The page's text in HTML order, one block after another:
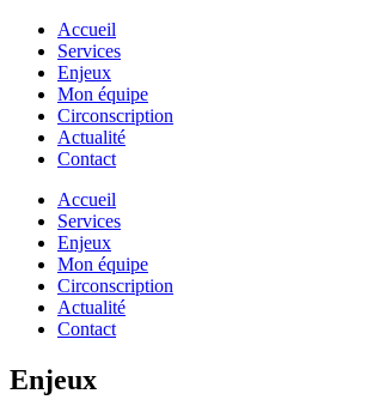
Accueil
Services
Enjeux
Mon équipe
Circonscription
Actualité
Contact
Accueil
Services
Enjeux
Mon équipe
Circonscription
Actualité
Contact
Enjeux